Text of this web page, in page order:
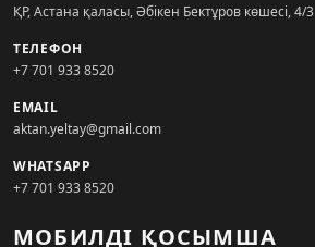
ҚР, Астана қаласы, Әбікен Бектұров көшесі, 4/3
ТЕЛЕФОН
+7 701 933 8520
EMAIL
aktan.yeltay@gmail.com
WHATSAPP
+7 701 933 8520
МОБИЛДІ ҚОСЫМША